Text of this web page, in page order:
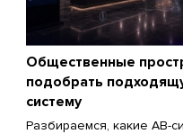
Общественные
подобрать
систему
Разбираемся, какие АВ-